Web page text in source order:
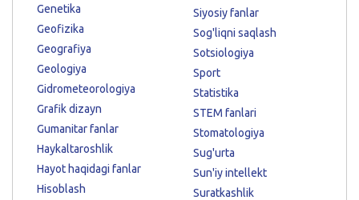
Genetika
Geofizika
Geografiya
Geologiya
Gidrometeorologiya
Grafik dizayn
Gumanitar fanlar
Haykaltaroshlik
Hayot haqidagi fanlar
Hisoblash
Siyosiy fanlar
Sog'liqni saqlash
Sotsiologiya
Sport
Statistika
STEM fanlari
Stomatologiya
Sug'urta
Sun'iy intellekt
Suratkashlik